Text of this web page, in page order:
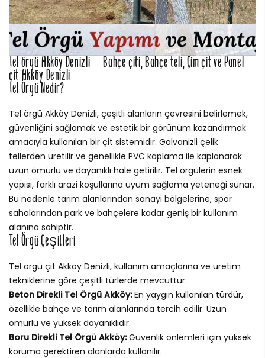
Tel örgü Akköy Denizli – Bahçe çiti, Bahçe teli, Çim çit ve Panel
çit Akköy Denizli
Tel Örgü Nedir?
Tel örgü Akköy Denizli, çeşitli alanların çevresini belirlemek,
güvenliğini sağlamak ve estetik bir görünüm kazandırmak
amacıyla kullanılan bir çit sistemidir. Galvanizli çelik
tellerden üretilir ve genellikle PVC kaplama ile kaplanarak
uzun ömürlü ve dayanıklı hale getirilir. Tel örgülerin esnek
yapısı, farklı arazi koşullarına uyum sağlama yeteneği sunar.
Bu nedenle tarım alanlarından sanayi bölgelerine, spor
sahalarından park ve bahçelere kadar geniş bir kullanım
alanına sahiptir.
Tel Örgü Çeşitleri
Tel örgü çit Akköy Denizli, kullanım amaçlarına ve üretim
tekniklerine göre çeşitli türlerde mevcuttur:
Beton Direkli Tel Örgü Akköy:En yaygın kullanılan türdür,
özellikle bahçe ve tarım alanlarında tercih edilir. Uzun
ömürlü ve yüksek dayanıklıdır.
Boru Direkli Tel Örgü Akköy:Güvenlik önlemleri için yüksek
koruma gerektiren alanlarda kullanılır.